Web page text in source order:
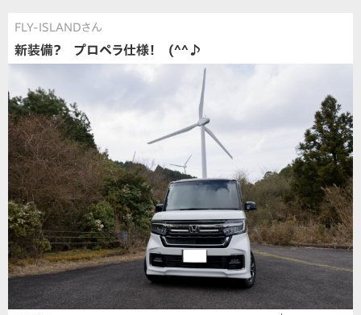
FLY-ISLANDさん
新装備？ プロペラ仕様！ (^^♪